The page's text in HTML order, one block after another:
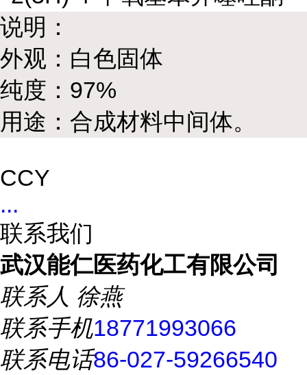
说明：
外观：白色固体
纯度：97%
用途：合成材料中间体。
CCY
...
联系我们
武汉能仁医药化工有限公司
联系人 徐燕
联系手机18771993066
联系电话86-027-59266540